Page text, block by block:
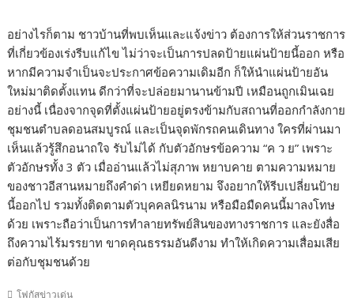
อย่างไรก็ตาม ชาวบ้านที่พบเห็นและแจ้งข่าว ต้องการให้ส่วนราชการ
ที่เกี่ยวข้องเร่งรีบแก้ไข ไม่ว่าจะเป็นการปลดป้ายแผ่นป้ายนี้ออก หรือ
หากมีความจำเป็นจะประกาศข้อความเดิมอีก ก็ให้นำแผ่นป้ายอัน
ใหม่มาติดตั้งแทน ดีกว่าที่จะปล่อยมานานข้ามปี เหมือนถูกเมินเฉย
อย่างนี้ เนื่องจากจุดที่ตั้งแผ่นป้ายอยู่ตรงข้ามกับสถานที่ออกกำลังกาย
ชุมชนตำบลดอนสมบูรณ์ และเป็นจุดพักรถคนเดินทาง ใครที่ผ่านมา
เห็นแล้วรู้สึกอนาถใจ รับไม่ได้ กับตัวอักษรข้อความ “ค ว ย” เพราะ
ตัวอักษรทั้ง 3 ตัว เมื่ออ่านแล้วไม่สุภาพ หยาบคาย ตามความหมาย
ของชาวอีสานหมายถึงคำด่า เหยียดหยาม จึงอยากให้รีบเปลี่ยนป้าย
นี้ออกไป รวมทั้งติดตามตัวบุคคลนิรนาม หรือมือมืดคนนี้มาลงโทษ
ด้วย เพราะถือว่าเป็นการทำลายทรัพย์สินของทางราชการ และยังสื่อ
ถึงความไร้มรรยาท ขาดคุณธรรมอันดีงาม ทำให้เกิดความเสื่อมเสีย
ต่อกับชุมชนด้วย
โฟกัสข่าวเด่น